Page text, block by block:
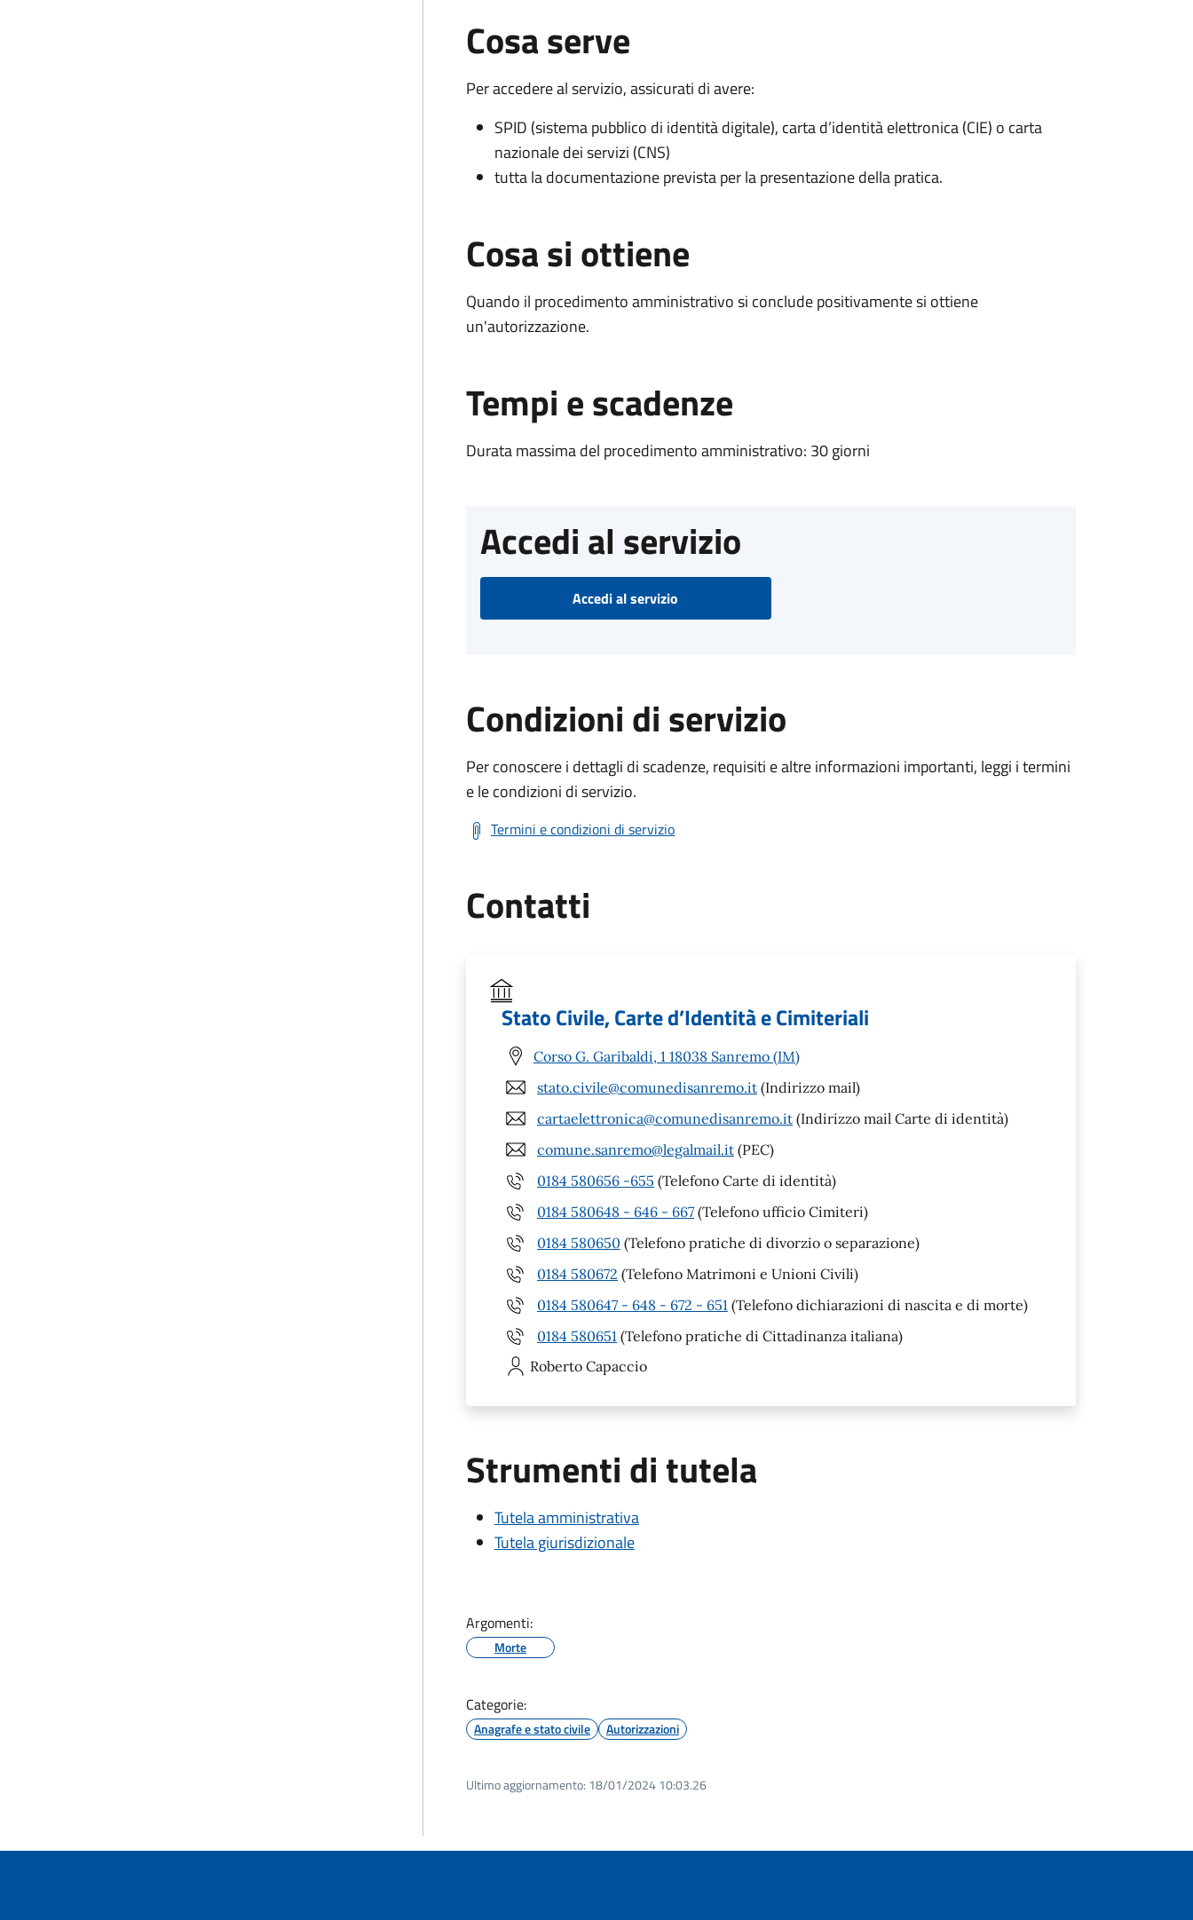
Cosa serve
Per accedere al servizio, assicurati di avere:
SPID (sistema pubblico di identità digitale), carta d’identità elettronica (CIE) o carta
nazionale dei servizi (CNS)
tutta la documentazione prevista per la presentazione della pratica.
Cosa si ottiene
Quando il procedimento amministrativo si conclude positivamente si ottiene
un'autorizzazione.
Tempi e scadenze
Durata massima del procedimento amministrativo: 30 giorni
Accedi al servizio
Accedi al servizio
Condizioni di servizio
Per conoscere i dettagli di scadenze, requisiti e altre informazioni importanti, leggi i termini
e le condizioni di servizio.
Termini e condizioni di servizio
Contatti
Stato Civile, Carte d’Identità e Cimiteriali
Corso G. Garibaldi, 1 18038 Sanremo (IM)
stato.civile@comunedisanremo.it (Indirizzo mail)
cartaelettronica@comunedisanremo.it (Indirizzo mail Carte di identità)
comune.sanremo@legalmail.it (PEC)
0184 580656 -655 (Telefono Carte di identità)
0184 580648 - 646 - 667 (Telefono ufficio Cimiteri)
0184 580650 (Telefono pratiche di divorzio o separazione)
0184 580672 (Telefono Matrimoni e Unioni Civili)
0184 580647 - 648 - 672 - 651 (Telefono dichiarazioni di nascita e di morte)
0184 580651 (Telefono pratiche di Cittadinanza italiana)
Roberto Capaccio
Strumenti di tutela
Tutela amministrativa
Tutela giurisdizionale
Argomenti:
Morte
Categorie:
Anagrafe e stato civile Autorizzazioni
Ultimo aggiornamento: 18/01/2024 10:03.26